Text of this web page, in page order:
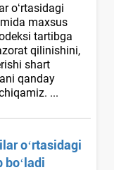
oʻrtasidagi
maхsus
tartibga
qilinishini,
shart
qanday
...
oʻrtasidagi
boʻladi